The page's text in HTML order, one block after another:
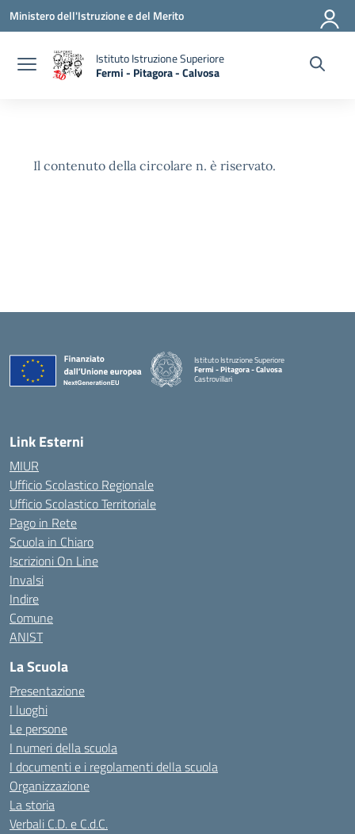
Vai ai contenuti
Vai al menu di navigazione
Vai al footer
Ministero dell'Istruzione e del Merito
Istituto Istruzione Superiore
Fermi - Pitagora - Calvosa
— Visita la pagina iniziale della scuola
Il contenuto della circolare n. è riservato.
Istituto Istruzione Superiore
Fermi - Pitagora - Calvosa
Castrovillari
Link Esterni
MIUR
Ufficio Scolastico Regionale
Ufficio Scolastico Territoriale
Pago in Rete
Scuola in Chiaro
Iscrizioni On Line
Invalsi
Indire
Comune
ANIST
La Scuola
Presentazione
I luoghi
Le persone
I numeri della scuola
I documenti e i regolamenti della scuola
Organizzazione
La storia
Verbali C.D. e C.d.C.